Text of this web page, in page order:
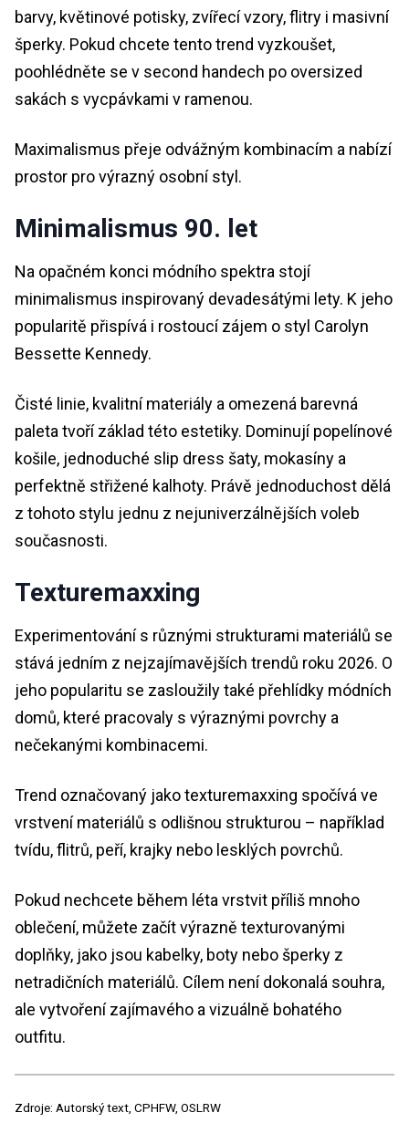
barvy, květinové potisky, zvířecí vzory, flitry i masivní
šperky. Pokud chcete tento trend vyzkoušet,
poohlédněte se v second handech po oversized
sakách s vycpávkami v ramenou.
Maximalismus přeje odvážným kombinacím a nabízí
prostor pro výrazný osobní styl.
Minimalismus 90. let
Na opačném konci módního spektra stojí
minimalismus inspirovaný devadesátými lety. K jeho
popularitě přispívá i rostoucí zájem o styl Carolyn
Bessette Kennedy.
Čisté linie, kvalitní materiály a omezená barevná
paleta tvoří základ této estetiky. Dominují popelínové
košile, jednoduché slip dress šaty, mokasíny a
perfektně střižené kalhoty. Právě jednoduchost dělá
z tohoto stylu jednu z nejuniverzálnějších voleb
současnosti.
Texturemaxxing
Experimentování s různými strukturami materiálů se
stává jedním z nejzajímavějších trendů roku 2026. O
jeho popularitu se zasloužily také přehlídky módních
domů, které pracovaly s výraznými povrchy a
nečekanými kombinacemi.
Trend označovaný jako texturemaxxing spočívá ve
vrstvení materiálů s odlišnou strukturou – například
tvídu, flitrů, peří, krajky nebo lesklých povrchů.
Pokud nechcete během léta vrstvit příliš mnoho
oblečení, můžete začít výrazně texturovanými
doplňky, jako jsou kabelky, boty nebo šperky z
netradičních materiálů. Cílem není dokonalá souhra,
ale vytvoření zajímavého a vizuálně bohatého
outfitu.
Zdroje: Autorský text, CPHFW, OSLRW